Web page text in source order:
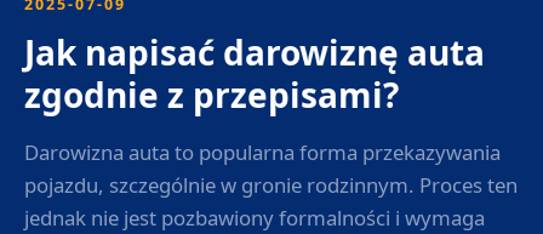
2025-07-09
Jak napisać darowiznę auta
zgodnie z przepisami?
Darowizna auta to popularna forma przekazywania
pojazdu, szczególnie w gronie rodzinnym. Proces ten
jednak nie jest pozbawiony formalności i wymaga